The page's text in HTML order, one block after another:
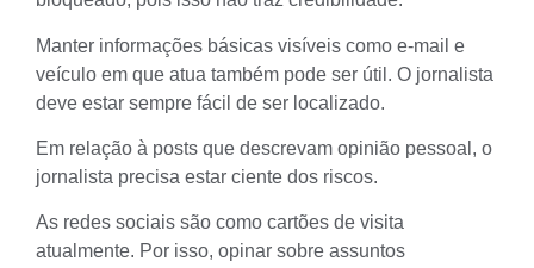
Manter informações básicas visíveis como e-mail e
veículo em que atua também pode ser útil. O jornalista
deve estar sempre fácil de ser localizado.
Em relação à posts que descrevam opinião pessoal, o
jornalista precisa estar ciente dos riscos.
As redes sociais são como cartões de visita
atualmente. Por isso, opinar sobre assuntos